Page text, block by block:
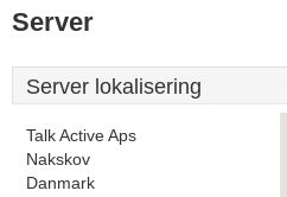
Server
Server lokalisering
Talk Active Aps
Nakskov
Danmark